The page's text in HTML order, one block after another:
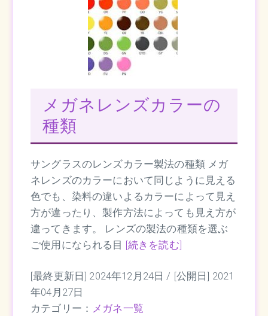
メガネレンズカラーの
種類
サングラスのレンズカラー製法の種類 メガ
ネレンズのカラーにおいて同じように見える
色でも、染料の違いよるカラーによって見え
方が違ったり、製作方法によっても見え方が
違ってきます。 レンズの製法の種類を選ぶ
ご使用になられる目 [続きを読む]
[最終更新日] 2024年12月24日 / [公開日] 2021
年04月27日
カテゴリー： メガネ一覧